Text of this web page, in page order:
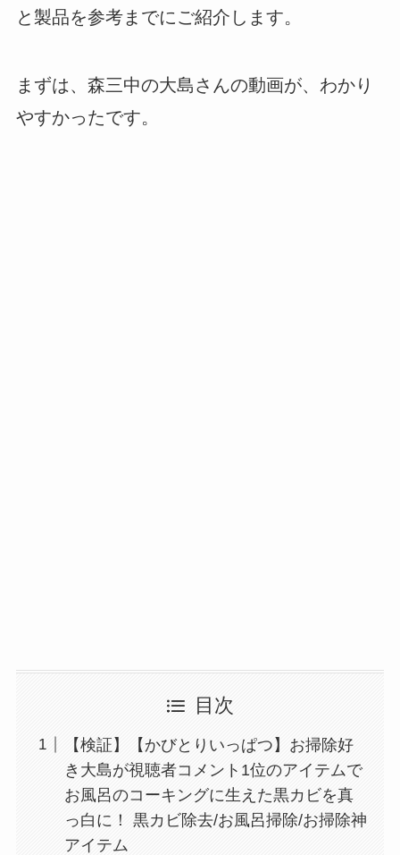
と製品を参考までにご紹介します。
まずは、森三中の大島さんの動画が、わかり
やすかったです。
目次
【検証】【かびとりいっぱつ】お掃除好
き大島が視聴者コメント1位のアイテムで
お風呂のコーキングに生えた黒カビを真
っ白に！ 黒カビ除去/お風呂掃除/お掃除神
アイテム